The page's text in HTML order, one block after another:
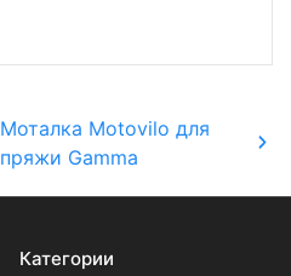
Моталка Motovilo для
пряжи Gamma
Категории